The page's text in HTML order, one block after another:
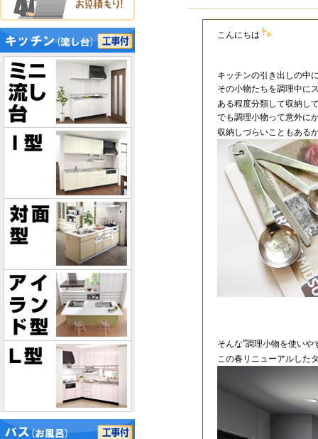
こんにちは
キッチンの引き出しの中
その小物たちを調理中に
ある程度分類して収納し
でも調理小物って意外に
収納しづらいこともある
そんな”調理小物を使い
この春リニューアルした